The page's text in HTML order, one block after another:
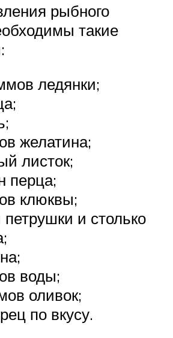
рыбного
такие
ледянки;
желатина;
листок;
перца;
клюквы;
петрушки и столько
воды;
оливок;
по вкусу.